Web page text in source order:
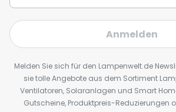
Anmelden
Melden Sie sich für den Lampenwelt.de
sie tolle Angebote aus dem Sortiment
Ventilatoren, Solaranlagen und Smart
Gutscheine, Produktpreis-Reduzierungen